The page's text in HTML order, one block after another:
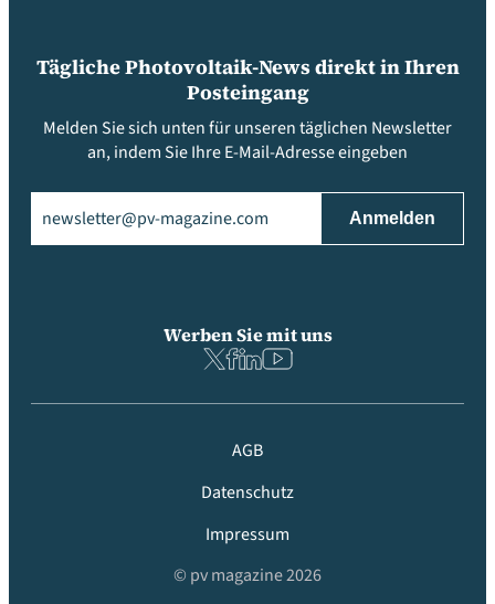
Tägliche Photovoltaik-News direkt in Ihren
Posteingang
Melden Sie sich unten für unseren täglichen Newsletter
an, indem Sie Ihre E-Mail-Adresse eingeben
Werben Sie mit uns
AGB
Datenschutz
Impressum
© pv magazine 2026